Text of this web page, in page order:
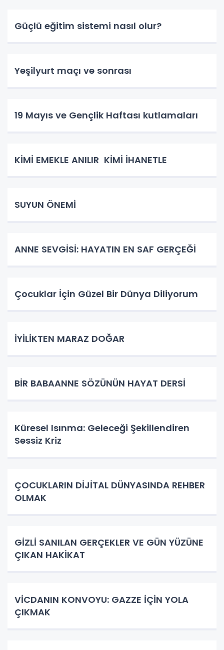
Güçlü eğitim sistemi nasıl olur?
Yeşilyurt maçı ve sonrası
19 Mayıs ve Gençlik Haftası kutlamaları
KİMİ EMEKLE ANILIR KİMİ İHANETLE
SUYUN ÖNEMİ
ANNE SEVGİSİ: HAYATIN EN SAF GERÇEĞİ
Çocuklar İçin Güzel Bir Dünya Diliyorum
İYİLİKTEN MARAZ DOĞAR
BİR BABAANNE SÖZÜNÜN HAYAT DERSİ
Küresel Isınma: Geleceği Şekillendiren
Sessiz Kriz
ÇOCUKLARIN DİJİTAL DÜNYASINDA REHBER
OLMAK
GİZLİ SANILAN GERÇEKLER VE GÜN YÜZÜNE
ÇIKAN HAKİKAT
VİCDANIN KONVOYU: GAZZE İÇİN YOLA
ÇIKMAK